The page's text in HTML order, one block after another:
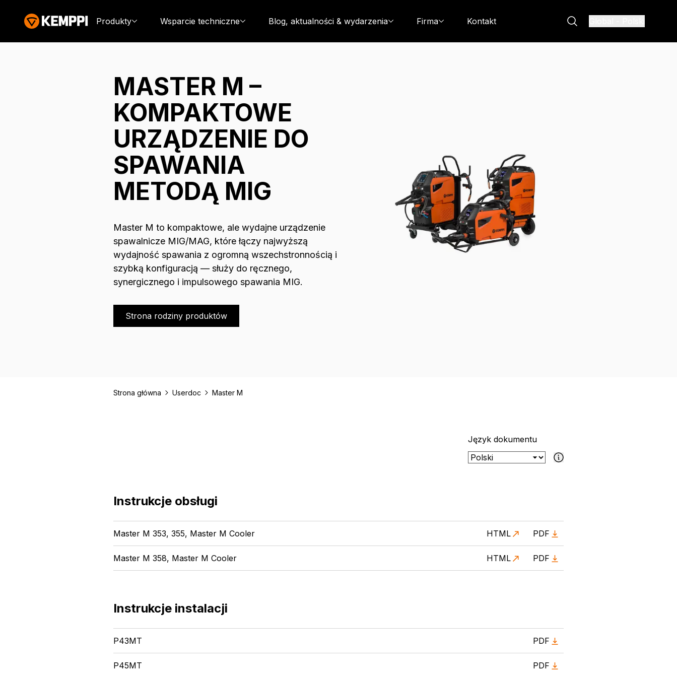
Produkty Wsparcie techniczne Blog, aktualności & wydarzenia Firma Kontakt
MASTER M –
KOMPAKTOWE
URZĄDZENIE DO
SPAWANIA
METODĄ MIG
Master M to kompaktowe, ale wydajne urządzenie
spawalnicze MIG/MAG, które łączy najwyższą
wydajność spawania z ogromną wszechstronnością i
szybką konfiguracją — służy do ręcznego,
synergicznego i impulsowego spawania MIG.
Strona rodziny produktów
Strona główna Userdoc Master M
Język dokumentu
Jeśli wybrany dokument nie jest
Instrukcje obsługi
Master M 353, 355, Master M Cooler HTML PDF
Master M 358, Master M Cooler HTML PDF
Instrukcje instalacji
P43MT PDF
P45MT PDF